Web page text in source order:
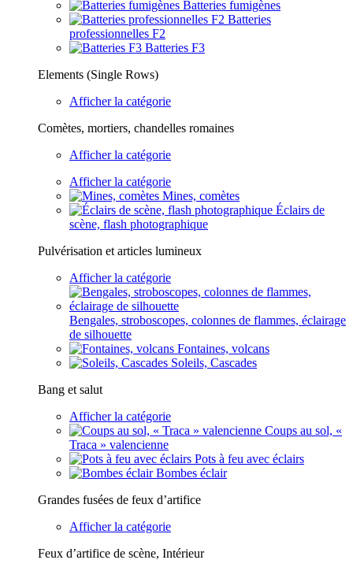
Batteries fumigènes
Batteries
professionnelles F2
Batteries F3
Elements (Single Rows)
Afficher la catégorie
Comètes, mortiers, chandelles romaines
Afficher la catégorie
Afficher la catégorie
Mines, comètes
Éclairs de
scène, flash photographique
Pulvérisation et articles lumineux
Afficher la catégorie
Bengales, stroboscopes, colonnes de flammes, éclairage
de silhouette
Fontaines, volcans
Soleils, Cascades
Bang et salut
Afficher la catégorie
Coups au sol, «
Traca » valencienne
Pots à feu avec éclairs
Bombes éclair
Grandes fusées de feux d’artifice
Afficher la catégorie
Feux d’artifice de scène, Intérieur